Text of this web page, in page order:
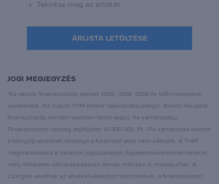
Tekintse meg az árlistát
ÁRLISTA LETÖLTÉSE
JOGI MEGJEGYZÉS
*Az akciós finanszírozási ajánlat 2008, 3008, 5008 és 408 modellekre
vonatkozik. Az induló THM értéke tájékoztató jellegű. Akciós Peugeot
finanszírozás minden esetben forint alapú, fix kamatozású.
Finanszírozott összeg legfeljebb 10.000.000,-Ft. Fix kamatozás esetén
a lízingdíj-részletek összege a futamidő alatt nem változik. A THM
meghatározása a hatályos jogszabályok figyelembevételével történik,
mely feltételek változása esetén annak mértéke is módosulhat. A
Lízingbe vevőnek az általa kiválasztott biztosítóval, a finanszírozott